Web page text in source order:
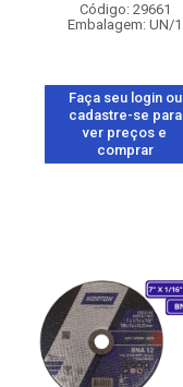
Código: 29661
Embalagem: UN/1
Faça seu login ou
cadastre-se para
ver preços e
comprar